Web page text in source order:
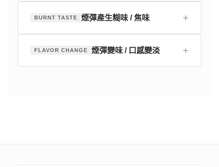
BURNT TASTE 煙彈產生糊味 / 焦味 +
FLAVOR CHANGE 煙彈變味 / 口感變淡 +